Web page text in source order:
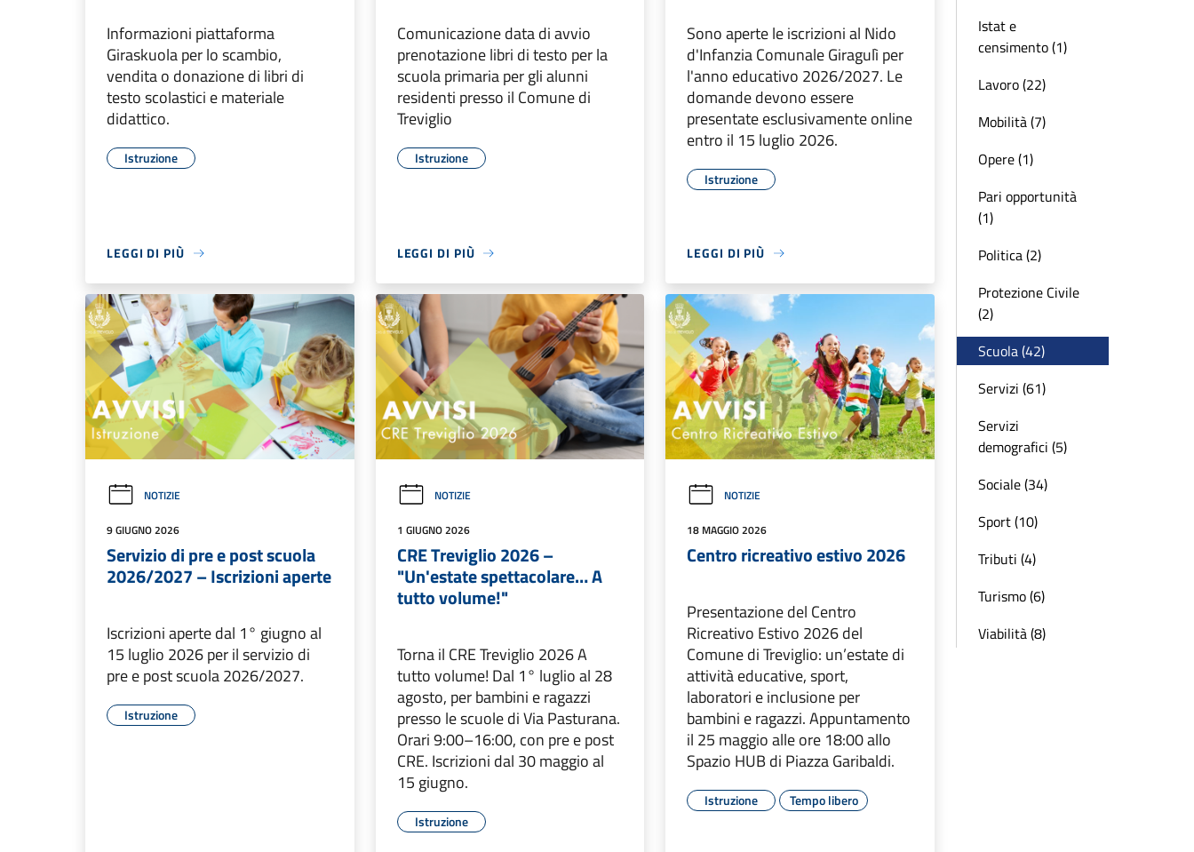
Informazioni piattaforma
Giraskuola per lo scambio,
vendita o donazione di libri di
testo scolastici e materiale
didattico.
Istruzione
LEGGI DI PIÙ
Comunicazione data di avvio
prenotazione libri di testo per la
scuola primaria per gli alunni
residenti presso il Comune di
Treviglio
Istruzione
LEGGI DI PIÙ
Sono aperte le iscrizioni al Nido
d'Infanzia Comunale Giragulì per
l'anno educativo 2026/2027. Le
domande devono essere
presentate esclusivamente online
entro il 15 luglio 2026.
Istruzione
LEGGI DI PIÙ
NOTIZIE
9 GIUGNO 2026
Servizio di pre e post scuola
2026/2027 – Iscrizioni aperte
Iscrizioni aperte dal 1° giugno al
15 luglio 2026 per il servizio di
pre e post scuola 2026/2027.
Istruzione
NOTIZIE
1 GIUGNO 2026
CRE Treviglio 2026 –
"Un'estate spettacolare… A
tutto volume!"
Torna il CRE Treviglio 2026 A
tutto volume! Dal 1° luglio al 28
agosto, per bambini e ragazzi
presso le scuole di Via Pasturana.
Orari 9:00–16:00, con pre e post
CRE. Iscrizioni dal 30 maggio al
15 giugno.
Istruzione
NOTIZIE
18 MAGGIO 2026
Centro ricreativo estivo 2026
Presentazione del Centro
Ricreativo Estivo 2026 del
Comune di Treviglio: un’estate di
attività educative, sport,
laboratori e inclusione per
bambini e ragazzi. Appuntamento
il 25 maggio alle ore 18:00 allo
Spazio HUB di Piazza Garibaldi.
Istruzione Tempo libero
Istat e
censimento (1)
Lavoro (22)
Mobilità (7)
Opere (1)
Pari opportunità
(1)
Politica (2)
Protezione Civile
(2)
Scuola (42)
Servizi (61)
Servizi
demografici (5)
Sociale (34)
Sport (10)
Tributi (4)
Turismo (6)
Viabilità (8)